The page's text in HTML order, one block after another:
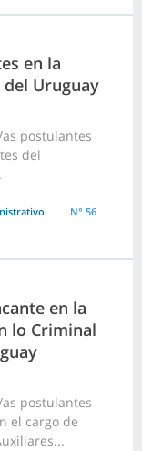
en la
del Uruguay
postulantes
del
N° 56
en la
lo Criminal
postulantes
el cargo de